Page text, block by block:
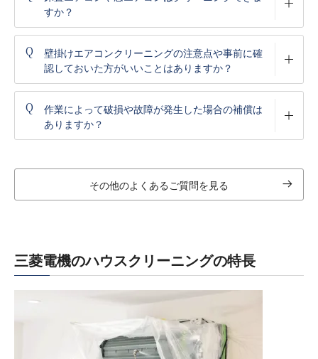
すか？
Q
壁掛けエアコンクリーニングの注意点や事前に確
認しておいた方がいいことはありますか？
Q
作業によって破損や故障が発生した場合の補償は
ありますか？
その他のよくあるご質問を見る
三菱電機のハウスクリーニングの特長